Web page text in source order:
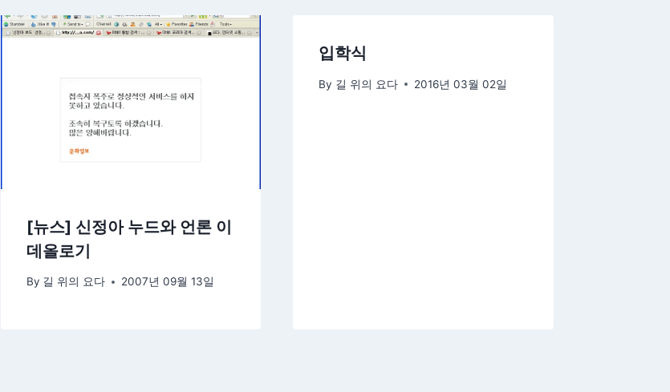
[뉴스] 신정아 누드와 언론 이
데올로기
By 길 위의 요다 2007년 09월 13일
입학식
By 길 위의 요다 2016년 03월 02일